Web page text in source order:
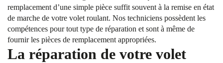
remplacement d’une simple pièce suffit souvent à la remise en état
de marche de votre volet roulant. Nos techniciens possèdent les
compétences pour tout type de réparation et sont à même de
fournir les pièces de remplacement appropriées.
La réparation de votre volet